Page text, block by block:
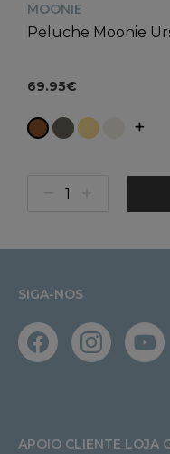
MOONIE
Peluche Moonie
69.95€
SIGA-NOS
APOIO CLIENTE LOJA